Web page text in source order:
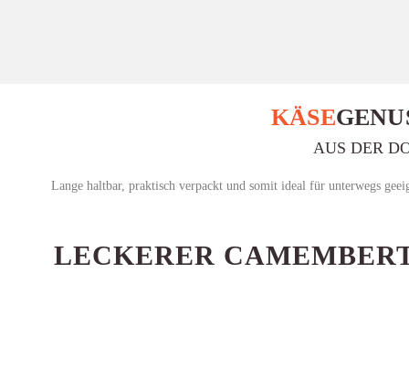
KÄSE
AUS DER
Lange haltbar, praktisch verpackt und somit ideal für unterwegs
LECKERER